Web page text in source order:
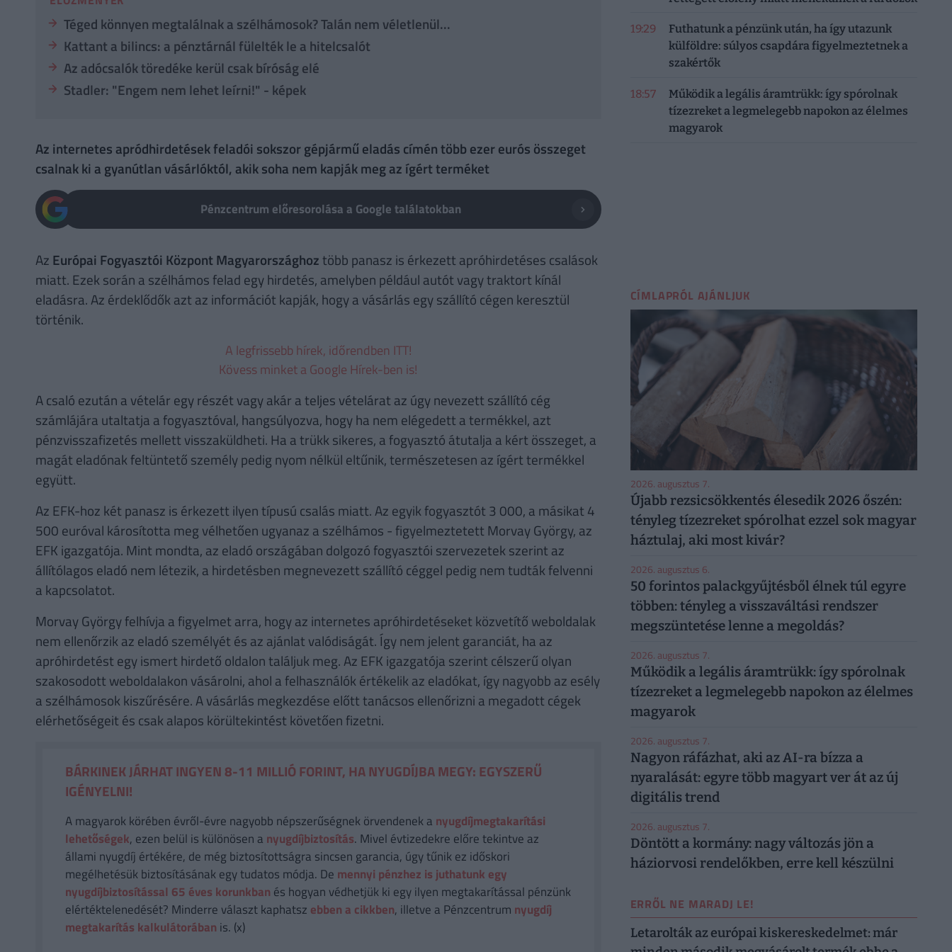
Téged könnyen megtalálnak a szélhámosok? Talán nem véletlenül...
Kattant a bilincs: a pénztárnál fülelték le a hitelcsalót
Az adócsalók töredéke kerül csak bíróság elé
Stadler: "Engem nem lehet leírni!" - képek
Az internetes apródhirdetések feladói sokszor gépjármű eladás címén több ezer eurós összeget
csalnak ki a gyanútlan vásárlóktól, akik soha nem kapják meg az ígért terméket
Pénzcentrum előresorolása a Google találatokban
Az Európai Fogyasztói Központ Magyarországhoz több panasz is érkezett apróhirdetéses csalások
miatt. Ezek során a szélhámos felad egy hirdetés, amelyben például autót vagy traktort kínál
eladásra. Az érdeklődők azt az információt kapják, hogy a vásárlás egy szállító cégen keresztül
történik.
A legfrissebb hírek, időrendben ITT!
Kövess minket a Google Hírek-ben is!
A csaló ezután a vételár egy részét vagy akár a teljes vételárat az úgy nevezett szállító cég
számlájára utaltatja a fogyasztóval, hangsúlyozva, hogy ha nem elégedett a termékkel, azt
pénzvisszafizetés mellett visszaküldheti. Ha a trükk sikeres, a fogyasztó átutalja a kért összeget, a
magát eladónak feltüntető személy pedig nyom nélkül eltűnik, természetesen az ígért termékkel
együtt.
Az EFK-hoz két panasz is érkezett ilyen típusú csalás miatt. Az egyik fogyasztót 3 000, a másikat 4
500 euróval károsította meg vélhetően ugyanaz a szélhámos - figyelmeztetett Morvay György, az
EFK igazgatója. Mint mondta, az eladó országában dolgozó fogyasztói szervezetek szerint az
állítólagos eladó nem létezik, a hirdetésben megnevezett szállító céggel pedig nem tudták felvenni
a kapcsolatot.
Morvay György felhívja a figyelmet arra, hogy az internetes apróhirdetéseket közvetítő weboldalak
nem ellenőrzik az eladó személyét és az ajánlat valódiságát. Így nem jelent garanciát, ha az
apróhirdetést egy ismert hirdető oldalon találjuk meg. Az EFK igazgatója szerint célszerű olyan
szakosodott weboldalakon vásárolni, ahol a felhasználók értékelik az eladókat, így nagyobb az esély
a szélhámosok kiszűrésére. A vásárlás megkezdése előtt tanácsos ellenőrizni a megadott cégek
elérhetőségeit és csak alapos körültekintést követően fizetni.
BÁRKINEK JÁRHAT INGYEN 8-11 MILLIÓ FORINT, HA NYUGDÍJBA MEGY: EGYSZERŰ
IGÉNYELNI!
A magyarok körében évről-évre nagyobb népszerűségnek örvendenek a nyugdíjmegtakarítási
lehetőségek, ezen belül is különösen a nyugdíjbiztosítás. Mivel évtizedekre előre tekintve az
állami nyugdíj értékére, de még biztosítottságra sincsen garancia, úgy tűnik ez időskori
megélhetésük biztosításának egy tudatos módja. De mennyi pénzhez is juthatunk egy
nyugdíjbiztosítással 65 éves korunkban és hogyan védhetjük ki egy ilyen megtakarítással pénzünk
elértéktelenedését? Minderre választ kaphatsz ebben a cikkben, illetve a Pénzcentrum nyugdíj
megtakarítás kalkulátorában is. (x)
19:29
Futhatunk a pénzünk után, ha így utazunk
külföldre: súlyos csapdára figyelmeztetnek a
szakértők
18:57
Működik a legális áramtrükk: így spórolnak
tízezreket a legmelegebb napokon az élelmes
magyarok
CÍMLAPRÓL AJÁNLJUK
2026. augusztus 7.
Újabb rezsicsökkentés élesedik 2026 őszén:
tényleg tízezreket spórolhat ezzel sok magyar
háztulaj, aki most kivár?
2026. augusztus 6.
50 forintos palackgyűjtésből élnek túl egyre
többen: tényleg a visszaváltási rendszer
megszüntetése lenne a megoldás?
2026. augusztus 7.
Működik a legális áramtrükk: így spórolnak
tízezreket a legmelegebb napokon az élelmes
magyarok
2026. augusztus 7.
Nagyon ráfázhat, aki az AI-ra bízza a
nyaralását: egyre több magyart ver át az új
digitális trend
2026. augusztus 7.
Döntött a kormány: nagy változás jön a
háziorvosi rendelőkben, erre kell készülni
ERRŐL NE MARADJ LE!
Letarolták az európai kiskereskedelmet: már